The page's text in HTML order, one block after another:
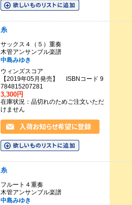
糸
サックス４（５）重奏
木管アンサンブル楽譜
中島みゆき
ウィンズスコア
【2019年05月発売】 ISBNコード 9
784815207281
3,300円
在庫状況：品切れのためご注文いただ
けません
糸
フルート４重奏
木管アンサンブル楽譜
中島みゆき